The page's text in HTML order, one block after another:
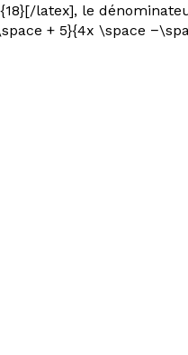
latex], le
+ 5}{4x \space